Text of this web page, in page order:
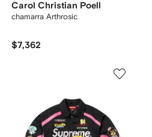
Carol Christian Poell
chamarra Arthrosic
$7,362